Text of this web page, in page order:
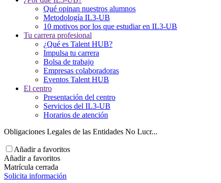
Qué opinan nuestros alumnos
Metodología IL3-UB
10 motivos por los que estudiar en IL3-UB
Tu carrera profesional
¿Qué es Talent HUB?
Impulsa tu carrera
Bolsa de trabajo
Empresas colaboradoras
Eventos Talent HUB
El centro
Presentación del centro
Servicios del IL3-UB
Horarios de atención
Obligaciones Legales de las Entidades No Lucr...
Añadir a favoritos
Añadir a favoritos
Matrícula cerrada
Solicita información